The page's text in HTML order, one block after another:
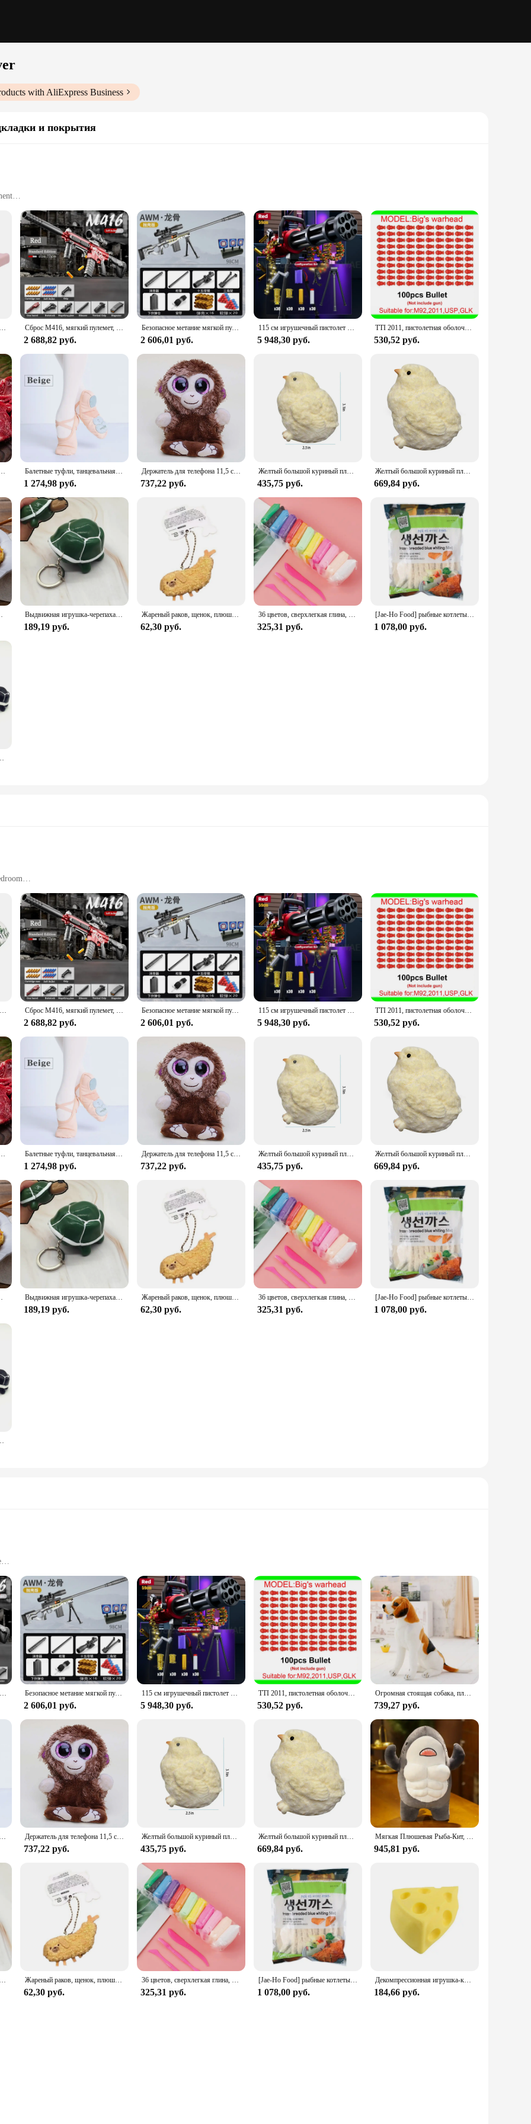
with AliExpress Business
и покрытия
and Breathable Lounger Slipcover, designed to transform your lounger into a cozy haven. Crafted from premium microfiber, this
relaxing environment for lounging or napping. Its modern solid color design seamlessly complements any home decor, making it a
Its soft and breathable fabric ensures that you stay cool and comfortable, even during warmer months. The slipcover's durable
investment for your home. Whether you're looking to refresh your furniture or protect your lounger from wear and tear, this
fabric resists stains and spills, allowing for quick and hassle-free cleaning. The slipcover's universal fit ensures that it will
homeowners and vendors alike. Whether you're looking to add a touch of elegance to your home or seeking a practical solution for your
comfort and style.
Пеленка для новорожденных, мягкий эластичный дышащий чехол из муслина Сброс M416, мягкий пулемет, игрушечный пистолет, можно выстрелить вручную, Штурмовая винтовка, модель пулемета, Рождественский подарок на день рождения, 2025
2 688,82 руб.
Безопасное метание мягкой пули, игрушечный пистолет, та же игровая модель, ручной режим, уличные игрушки
2 606,01 руб.
115 см игрушечный пистолет большой электрический поддельный пистолет мягкая пуля выброс пистолет EVA DIY самосборка тактический пистолет Гатлинга игрушка Рождественский подарок
5 948,30 руб.
TTI 2011, пистолетная оболочка, бросающая непрерывную стрельбу, мягкая пуля, пустой подвесной подарок на день рождения
530,52 руб.
мягкая почва большой емкости Балетные туфли, танцевальная обувь для женщин и девушек, танцевальная академия, три мягких раздельных стельки, стрейчевая ткань, сетчатые разрезы
1 274,98 руб.
Держатель для телефона 11,5 см с нижней частью экрана, плюшевая кукла в виде мопса, пингвина, обезьяны, симпатичная мягкая хлопковая кукла-фигурка, подарок для детей
737,22 руб.
Желтый большой куриный плюшевый силиконовый мягкий зажим ручной работы, милые курицы, сжимающая игрушка Taba, нечеткая игрушка для снятия стресса рук
435,75 руб.
Желтый большой куриный плюшевый силиконовый мягкий зажим ручной работы, милые курицы, сжимающая игрушка Taba, нечеткая игрушка для снятия стресса рук
669,84 руб.
наслаждаться Выдвижная игрушка-черепаха для сжатия, пуш-ап, СДВГ, с восьмиядерным процессором, брелок для снятия стресса, игрушки-антистресс, Забавный мяч для детей и взрослых, игрушки
189,19 руб.
Жареный раков, щенок, плюшевая игрушка, забавная собака, подвеска, мягкая кукла, брелок для сумки, украшение, подарок для детей
62,30 руб.
36 цветов, сверхлегкая глина, воздушно-сухая полимерная глина для моделирования с 3 инструментами, мягкая креативная образовательная слизь, игрушки «сделай сам», подарки для детей
325,31 руб.
[Jae-Ho Food] рыбные котлеты [Blue Daegu] 1 кг/мягкие
1 078,00 руб.
и тревожности, подарок для детей, пазл, резиновая игрушка
the fusion of comfort and style. Made from premium microfiber, this slipcover offers a soft and luxurious feel that envelops your lounger
aesthetic complements any home decor, seamlessly blending with your existing furniture. Whether you're creating a chic home theater
is the perfect choice.
a wide range of lounger sizes, making it a versatile addition to your home. The breathable fabric allows for air circulation, keeping
The slipcover is not only easy to install but also effortless to maintain, ensuring that your lounger remains protected and stylish for
wholesale and vendor market. Its durability and performance make it an excellent choice for retailers looking to offer high-quality
both individual homeowners and businesses, providing a reliable solution for enhancing the comfort and aesthetics of any lounger.
the blend of comfort, style, and convenience that it brings to your lounging experience. Whether you're seeking a personal upgrade
ideal choice.
Съемный чехол для мебели для новорожденного шезлонга детская подкладка для смены детской одежды мягкий протектор для шезлонга Сброс M416, мягкий пулемет, игрушечный пистолет, можно выстрелить вручную, Штурмовая винтовка, модель пулемета, Рождественский подарок на день рождения, 2025
2 688,82 руб.
Безопасное метание мягкой пули, игрушечный пистолет, та же игровая модель, ручной режим, уличные игрушки
2 606,01 руб.
115 см игрушечный пистолет большой электрический поддельный пистолет мягкая пуля выброс пистолет EVA DIY самосборка тактический пистолет Гатлинга игрушка Рождественский подарок
5 948,30 руб.
TTI 2011, пистолетная оболочка, бросающая непрерывную стрельбу, мягкая пуля, пустой подвесной подарок на день рождения
530,52 руб.
мягкая почва большой емкости Балетные туфли, танцевальная обувь для женщин и девушек, танцевальная академия, три мягких раздельных стельки, стрейчевая ткань, сетчатые разрезы
1 274,98 руб.
Держатель для телефона 11,5 см с нижней частью экрана, плюшевая кукла в виде мопса, пингвина, обезьяны, симпатичная мягкая хлопковая кукла-фигурка, подарок для детей
737,22 руб.
Желтый большой куриный плюшевый силиконовый мягкий зажим ручной работы, милые курицы, сжимающая игрушка Taba, нечеткая игрушка для снятия стресса рук
435,75 руб.
Желтый большой куриный плюшевый силиконовый мягкий зажим ручной работы, милые курицы, сжимающая игрушка Taba, нечеткая игрушка для снятия стресса рук
669,84 руб.
наслаждаться Выдвижная игрушка-черепаха для сжатия, пуш-ап, СДВГ, с восьмиядерным процессором, брелок для снятия стресса, игрушки-антистресс, Забавный мяч для детей и взрослых, игрушки
189,19 руб.
Жареный раков, щенок, плюшевая игрушка, забавная собака, подвеска, мягкая кукла, брелок для сумки, украшение, подарок для детей
62,30 руб.
36 цветов, сверхлегкая глина, воздушно-сухая полимерная глина для моделирования с 3 инструментами, мягкая креативная образовательная слизь, игрушки «сделай сам», подарки для детей
325,31 руб.
[Jae-Ho Food] рыбные котлеты [Blue Daegu] 1 кг/мягкие
1 078,00 руб.
и тревожности, подарок для детей, пазл, резиновая игрушка
Lounger Slipcover offers unparalleled comfort and a luxurious feel. The microfiber material is renowned for its ability to resist
pristine and inviting. The breathable nature of the fabric allows for air circulation, keeping you cool and comfortable during extended
but also incredibly practical. It's a breeze to clean, making it a smart choice for busy households or offices. The modern design
living space. Whether you're looking to refresh your lounger's appearance or protect it from wear and tear, this slipcover is the perfect
loungers, making it a versatile choice for various furniture types. The slipcover's minimalist design is both chic and functional,
it a convenient option for those who frequently change their lounger's appearance or want to maintain a clean and fresh look. With its
this slipcover is not only a smart investment but also a practical one.
Сброс M416, мягкий пулемет, игрушечный пистолет, можно выстрелить вручную, Штурмовая винтовка, модель пулемета, Рождественский подарок на день рождения, 2025 Безопасное метание мягкой пули, игрушечный пистолет, та же игровая модель, ручной режим, уличные игрушки
2 606,01 руб.
115 см игрушечный пистолет большой электрический поддельный пистолет мягкая пуля выброс пистолет EVA DIY самосборка тактический пистолет Гатлинга игрушка Рождественский подарок
5 948,30 руб.
TTI 2011, пистолетная оболочка, бросающая непрерывную стрельбу, мягкая пуля, пустой подвесной подарок на день рождения
530,52 руб.
Огромная стоящая собака, плюшевые игрушки, милые животные, мягкая имитация куклы, подарок на день рождения, детская игрушка, декор для спальни, имитация комфортных игрушек
739,27 руб.
Балетные туфли, танцевальная обувь для женщин и девушек, танцевальная академия, три мягких раздельных стельки, стрейчевая ткань, сетчатые разрезы Держатель для телефона 11,5 см с нижней частью экрана, плюшевая кукла в виде мопса, пингвина, обезьяны, симпатичная мягкая хлопковая кукла-фигурка, подарок для детей
737,22 руб.
Желтый большой куриный плюшевый силиконовый мягкий зажим ручной работы, милые курицы, сжимающая игрушка Taba, нечеткая игрушка для снятия стресса рук
435,75 руб.
Желтый большой куриный плюшевый силиконовый мягкий зажим ручной работы, милые курицы, сжимающая игрушка Taba, нечеткая игрушка для снятия стресса рук
669,84 руб.
Мягкая Плюшевая Рыба-Кит, 45 см
945,81 руб.
Выдвижная игрушка-черепаха для сжатия, пуш-ап, СДВГ, с восьмиядерным процессором, брелок для снятия стресса, игрушки-антистресс, Забавный мяч для детей и взрослых, игрушки Жареный раков, щенок, плюшевая игрушка, забавная собака, подвеска, мягкая кукла, брелок для сумки, украшение, подарок для детей
62,30 руб.
36 цветов, сверхлегкая глина, воздушно-сухая полимерная глина для моделирования с 3 инструментами, мягкая креативная образовательная слизь, игрушки «сделай сам», подарки для детей
325,31 руб.
[Jae-Ho Food] рыбные котлеты [Blue Daegu] 1 кг/мягкие
1 078,00 руб.
Декомпрессионная игрушка-кукуруза с сыром, забавная форма, медленно восстанавливающие форму игрушки для снятия стресса, антистресс для рук, игрушки, фиджет-подарок
184,66 руб.